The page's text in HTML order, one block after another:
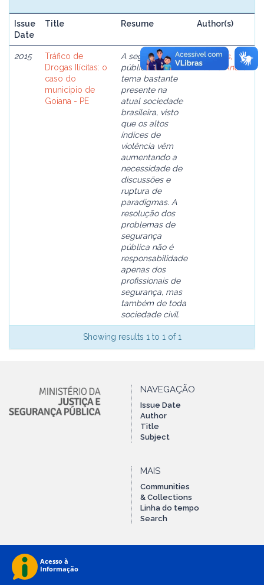
Issue
Date
Title Resume Author(s)
2015
Tráfico de
Drogas Ilícitas: o
caso do
município de
Goiana - PE
A segurança
pública é um
tema bastante
presente na
atual sociedade
brasileira, visto
que os altos
índices de
violência vêm
aumentando a
necessidade de
discussões e
ruptura de
paradigmas. A
resolução dos
problemas de
segurança
pública não é
responsabilidade
apenas dos
profissionais de
segurança, mas
também de toda
sociedade civil.
Marques,
Liliane André
Showing results 1 to 1 of 1
NAVEGAÇÃO
Issue Date
Author
Title
Subject
MAIS
Communities
& Collections
Linha do tempo
Search